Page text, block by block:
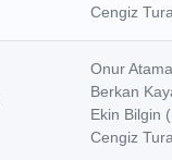
Cengiz
Onur
Berkan
Ekin Bilgin
Cengiz